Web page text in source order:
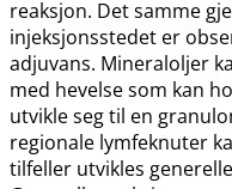
reaksjon. Det samme
injeksjonsstedet er
adjuvans. Mineraloljer
med hevelse som kan
utvikle seg til en
regionale lymfeknuter
tilfeller utvikles